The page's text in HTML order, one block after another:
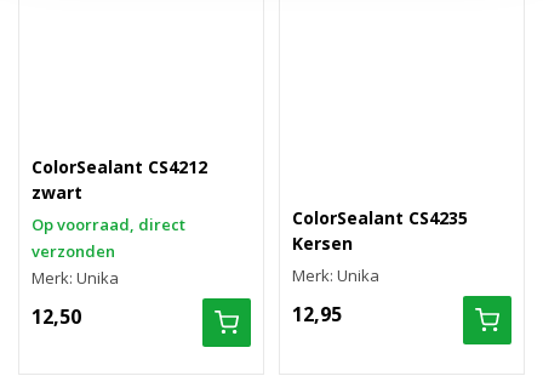
ColorSealant CS4212
zwart
Op voorraad, direct
verzonden
Merk: Unika
12,50
ColorSealant CS4235
Kersen
Merk: Unika
12,95